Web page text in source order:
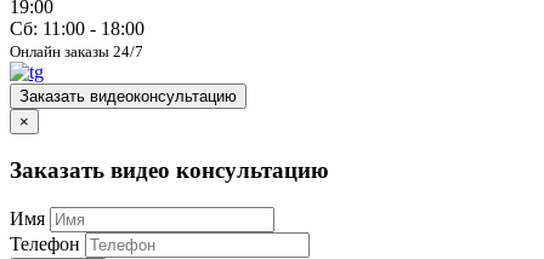
19:00
Сб: 11:00 - 18:00
Онлайн заказы 24/7
Заказать видеоконсультацию
×
Заказать видео консультацию
Имя
Телефон